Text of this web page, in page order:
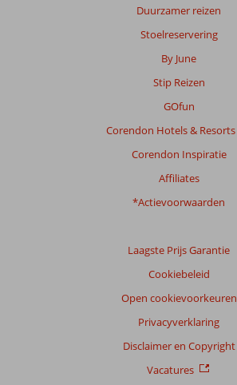
Duurzamer reizen
Stoelreservering
By June
Stip Reizen
GOfun
Corendon Hotels & Resorts
Corendon Inspiratie
Affiliates
*Actievoorwaarden
Laagste Prijs Garantie
Cookiebeleid
Open cookievoorkeuren
Privacyverklaring
Disclaimer en Copyright
Vacatures